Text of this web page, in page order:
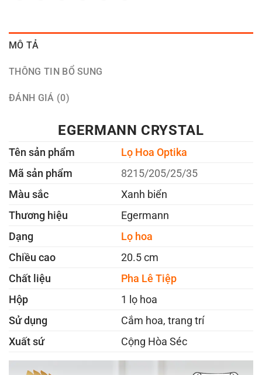
MÔ TẢ
THÔNG TIN BỔ SUNG
ĐÁNH GIÁ (0)
EGERMANN CRYSTAL
Tên sản phẩm
Lọ Hoa Optika
Mã sản phẩm
8215/205/25/35
Màu sắc
Xanh biển
Thương hiệu
Egermann
Dạng
Lọ hoa
Chiều cao
20.5 cm
Chất liệu
Pha Lê Tiệp
Hộp
1 lọ hoa
Sử dụng
Cắm hoa, trang trí
Xuất sứ
Cộng Hòa Séc